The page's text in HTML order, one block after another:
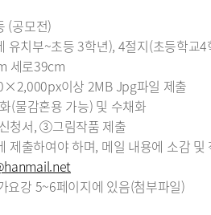
(공모전)
유치부~초등 3학년), 4절지(초등학교
세로39cm
이상 2MB Jpg파일 제출
(물감혼용 가능) 및 수채화
청서, ③그림작품 제출
제출하여야 하며, 메일 내용에 소감 및
요강 5~6페이지에 있음(첨부파일)